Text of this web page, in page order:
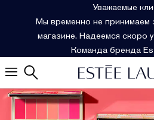
Уважаемые
Мы временно не принимаем
магазине. Надеемся скоро
Команда бренда